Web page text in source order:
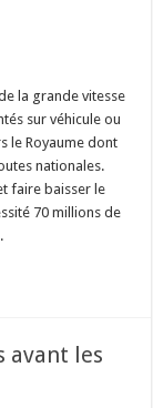
la grande vitesse
sur véhicule ou
le Royaume dont
nationales.
faire baisser le
70 millions de
avant les